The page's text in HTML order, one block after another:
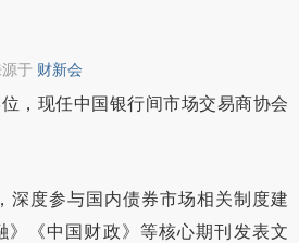
于 财新会
，现任中国银行间市场交易商协会
深度参与国内债券市场相关制度建
》《中国财政》等核心期刊发表文